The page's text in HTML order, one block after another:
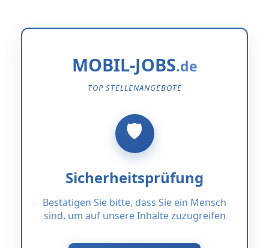
MOBIL-JOBS
TOP STELLENANGEBOTE
Sicherheitsprüfung
Bestätigen Sie bitte, dass Sie ein Mensch
sind, um auf unsere Inhalte zuzugreifen